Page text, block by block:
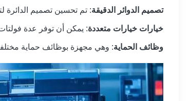
تصميم الدوائر الدقيقة: تم تحسين تصميم الدائرة
خيارات خيارات متعددة: يمكن أن توفر عدة فولتات
وظائف الحماية: وهي مجهزة بوظائف حماية مختلفة